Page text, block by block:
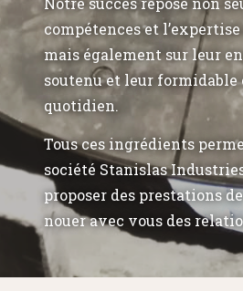
compétences et
mais également sur leur
soutenu et leur formidable
quotidien.
Tous ces ingrédients
société Stanislas
proposer des prestations
nouer avec vous des